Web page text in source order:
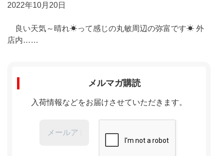
2022年10月20日
良い天気～晴れ☀って感じの丸敏周辺の弥富です☀ 外
店内……
メルマガ購読
入荷情報などをお届けさせていただきます。